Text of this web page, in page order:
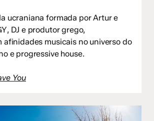
ucraniana formada por Artur e
DJ e produtor grego,
afinidades musicais no universo do
e progressive house.
You